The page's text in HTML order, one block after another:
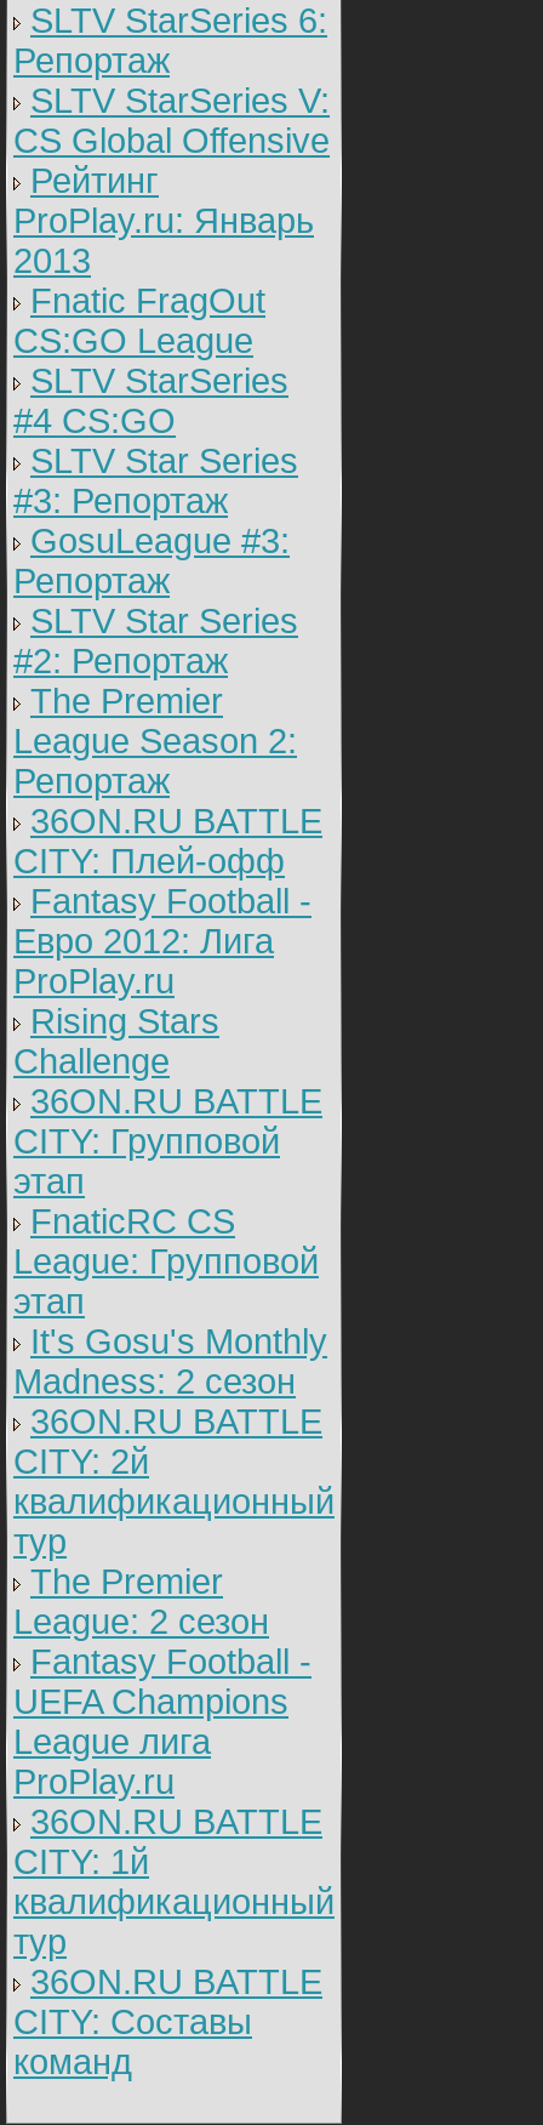
SLTV StarSeries 6:
Репортаж
SLTV StarSeries V:
CS Global Offensive
Рейтинг
ProPlay.ru: Январь
2013
Fnatic FragOut
CS:GO League
SLTV StarSeries
#4 CS:GO
SLTV Star Series
#3: Репортаж
GosuLeague #3:
Репортаж
SLTV Star Series
#2: Репортаж
The Premier
League Season 2:
Репортаж
36ON.RU BATTLE
CITY: Плей-офф
Fantasy Football -
Евро 2012: Лига
ProPlay.ru
Rising Stars
Challenge
36ON.RU BATTLE
CITY: Групповой
этап
FnaticRC CS
League: Групповой
этап
It's Gosu's Monthly
Madness: 2 сезон
36ON.RU BATTLE
CITY: 2й
квалификационный
тур
The Premier
League: 2 cезон
Fantasy Football -
UEFA Champions
League лига
ProPlay.ru
36ON.RU BATTLE
CITY: 1й
квалификационный
тур
36ON.RU BATTLE
CITY: Составы
команд